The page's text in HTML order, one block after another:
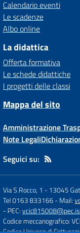
Calendario eventi
Le scadenze
Albo online
La didattica
Offerta formativa
Le schede didattiche
I progetti delle classi
Mappa del sito
Amministrazione
Note Legali
Seguici su:
Via S.Rocco, 1 -13045
Tel 0163 833166- Mail:
- PEC:
Codice meccanografico: